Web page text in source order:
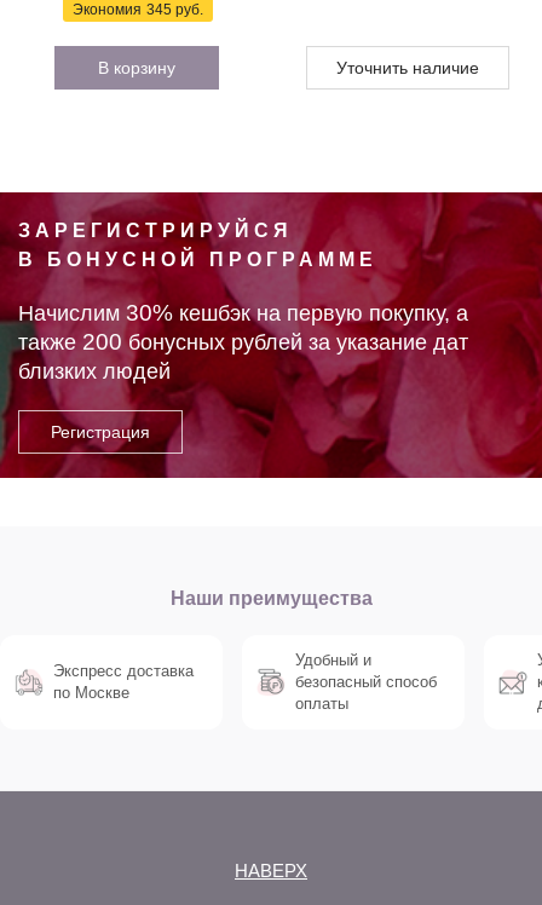
Экономия 345 руб.
В корзину Уточнить наличие
ЗАРЕГИСТРИРУЙСЯ
В БОНУСНОЙ ПРОГРАММЕ
Начислим 30% кешбэк на первую покупку, а
также 200 бонусных рублей за указание дат
близких людей
Наши преимущества
Экспресс доставка
по Москве
Удобный и
безопасный способ
оплаты
НАВЕРХ